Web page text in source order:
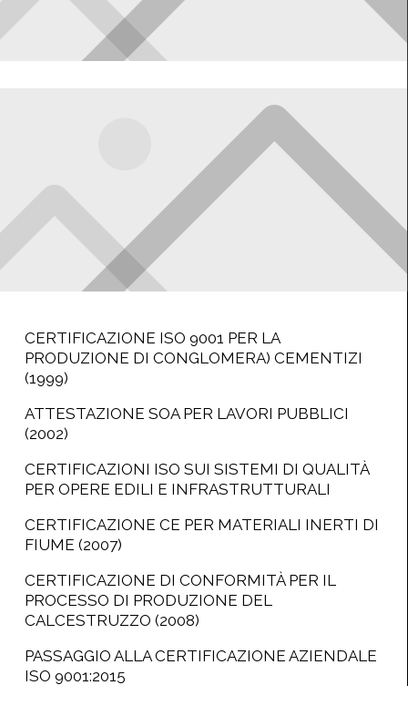
CERTIFICAZIONE ISO 9001 PER LA
PRODUZIONE DI CONGLOMERA) CEMENTIZI
(1999)
ATTESTAZIONE SOA PER LAVORI PUBBLICI
(2002)
CERTIFICAZIONI ISO SUI SISTEMI DI QUALITÀ
PER OPERE EDILI E INFRASTRUTTURALI
CERTIFICAZIONE CE PER MATERIALI INERTI DI
FIUME (2007)
CERTIFICAZIONE DI CONFORMITÀ PER IL
PROCESSO DI PRODUZIONE DEL
CALCESTRUZZO (2008)
PASSAGGIO ALLA CERTIFICAZIONE AZIENDALE
ISO 9001:2015